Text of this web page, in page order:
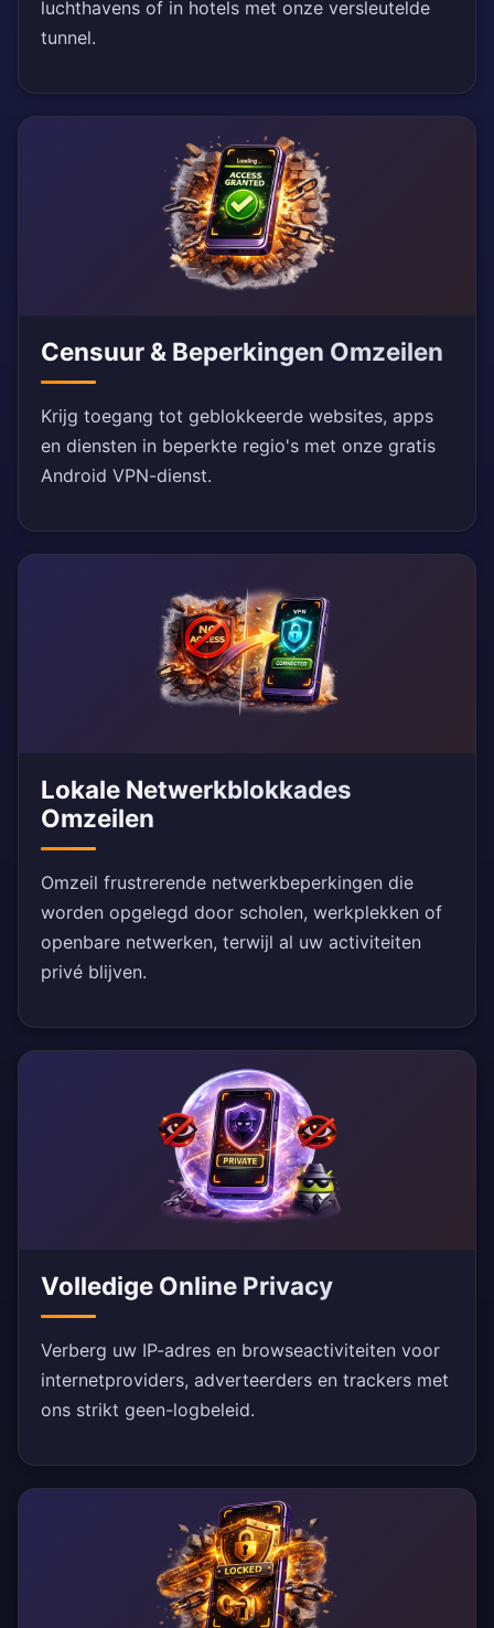
luchthavens of in hotels met onze versleutelde
tunnel.
Censuur & Beperkingen Omzeilen
Krijg toegang tot geblokkeerde websites, apps
en diensten in beperkte regio's met onze gratis
Android VPN-dienst.
Lokale Netwerkblokkades
Omzeilen
Omzeil frustrerende netwerkbeperkingen die
worden opgelegd door scholen, werkplekken of
openbare netwerken, terwijl al uw activiteiten
privé blijven.
Volledige Online Privacy
Verberg uw IP-adres en browseactiviteiten voor
internetproviders, adverteerders en trackers met
ons strikt geen-logbeleid.